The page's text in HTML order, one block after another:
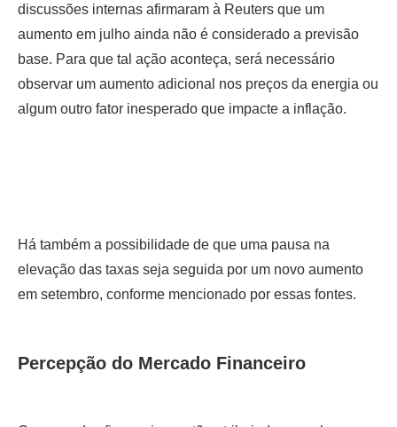
discussões internas afirmaram à Reuters que um
aumento em julho ainda não é considerado a previsão
base. Para que tal ação aconteça, será necessário
observar um aumento adicional nos preços da energia ou
algum outro fator inesperado que impacte a inflação.
Há também a possibilidade de que uma pausa na
elevação das taxas seja seguida por um novo aumento
em setembro, conforme mencionado por essas fontes.
Percepção do Mercado Financeiro